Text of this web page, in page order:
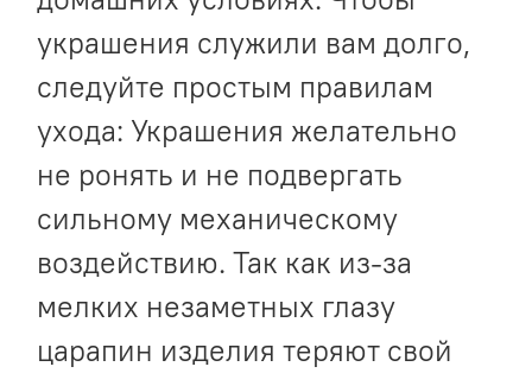
украшения служили вам долго,
следуйте простым правилам
ухода: Украшения желательно
не ронять и не подвергать
сильному механическому
воздействию. Так как из-за
мелких незаметных глазу
царапин изделия теряют свой